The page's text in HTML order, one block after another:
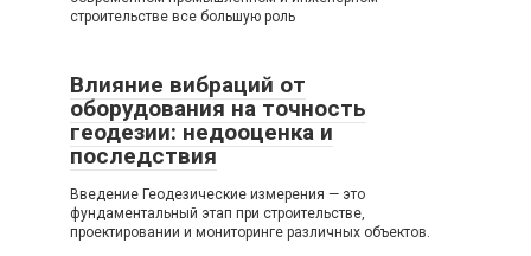
строительстве все большую роль
Влияние вибраций от
оборудования на точность
геодезии: недооценка и
последствия
Введение Геодезические измерения — это
фундаментальный этап при строительстве,
проектировании и мониторинге различных объектов.